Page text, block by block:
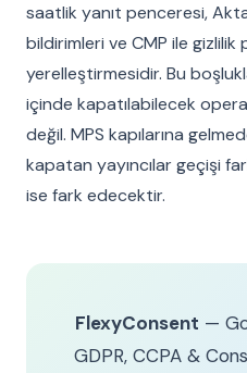
saatlik yanıt penceresi,
bildirimleri ve CMP ile gizlilik
yerelleştirmesidir. Bu
içinde kapatılabilecek
değil. MPS kapılarına
kapatan yayıncılar geçişi
ise fark edecektir.
FlexyConsent —
GDPR, CCPA &